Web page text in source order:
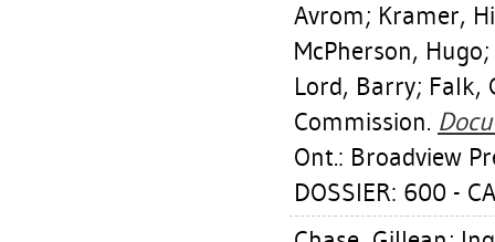
Avrom; Kramer,
McPherson, Hugo;
Lord, Barry; Falk,
Commission.
Ont.: Broadview
DOSSIER: 600 -